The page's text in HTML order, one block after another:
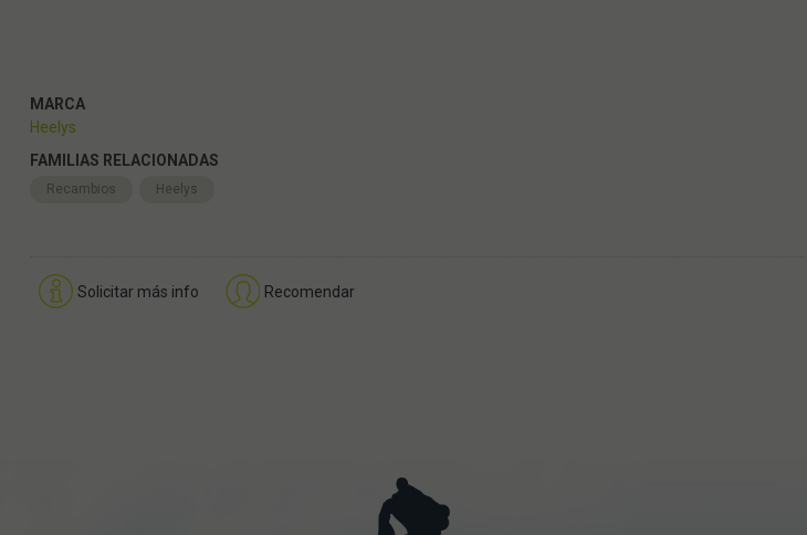
MARCA
Heelys
FAMILIAS RELACIONADAS
Recambios Heelys
Solicitar más info Recomendar